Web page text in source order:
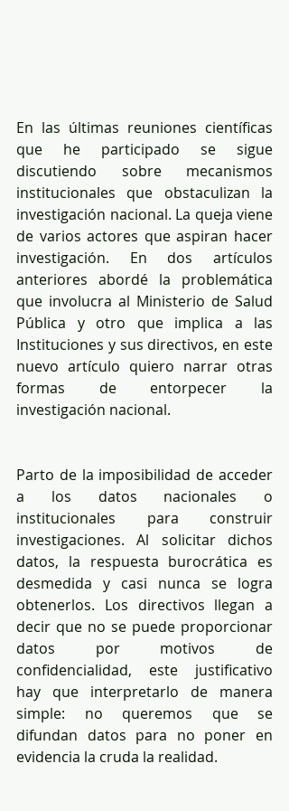
En las últimas reuniones científicas
que he participado se sigue
discutiendo sobre mecanismos
institucionales que obstaculizan la
investigación nacional. La queja viene
de varios actores que aspiran hacer
investigación. En dos artículos
anteriores abordé la problemática
que involucra al Ministerio de Salud
Pública y otro que implica a las
Instituciones y sus directivos, en este
nuevo artículo quiero narrar otras
formas de entorpecer la
investigación nacional.
Parto de la imposibilidad de acceder
a los datos nacionales o
institucionales para construir
investigaciones. Al solicitar dichos
datos, la respuesta burocrática es
desmedida y casi nunca se logra
obtenerlos. Los directivos llegan a
decir que no se puede proporcionar
datos por motivos de
confidencialidad, este justificativo
hay que interpretarlo de manera
simple: no queremos que se
difundan datos para no poner en
evidencia la cruda la realidad.